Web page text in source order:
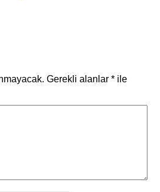
Gerekli alanlar * ile